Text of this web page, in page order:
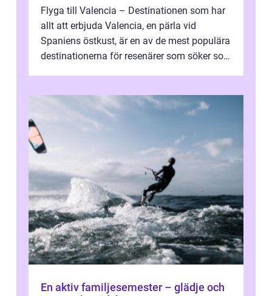
Flyga till Valencia – Destinationen som har
allt att erbjuda Valencia, en pärla vid
Spaniens östkust, är en av de mest populära
destinationerna för resenärer som söker sol,
En aktiv familjesemester – glädje och